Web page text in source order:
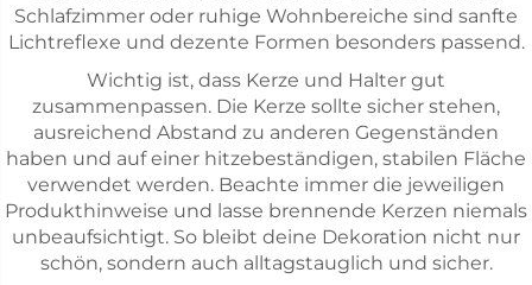
Schlafzimmer oder ruhige Wohnbereiche sind sanfte
Lichtreflexe und dezente Formen besonders passend.
Wichtig ist, dass Kerze und Halter gut
zusammenpassen. Die Kerze sollte sicher stehen,
ausreichend Abstand zu anderen Gegenständen
haben und auf einer hitzebeständigen, stabilen Fläche
verwendet werden. Beachte immer die jeweiligen
Produkthinweise und lasse brennende Kerzen niemals
unbeaufsichtigt. So bleibt deine Dekoration nicht nur
schön, sondern auch alltagstauglich und sicher.